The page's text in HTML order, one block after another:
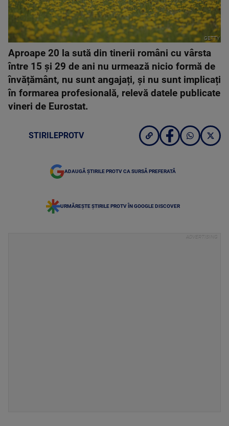
GETTY
Aproape 20 la sută din tinerii români cu vârsta
între 15 și 29 de ani nu urmează nicio formă de
învățământ, nu sunt angajați, și nu sunt implicați
în formarea profesională, relevă datele publicate
vineri de Eurostat.
STIRILEPROTV
ADAUGĂ ȘTIRILE PROTV CA SURSĂ PREFERATĂ
URMĂREȘTE ȘTIRILE PROTV ÎN GOOGLE DISCOVER